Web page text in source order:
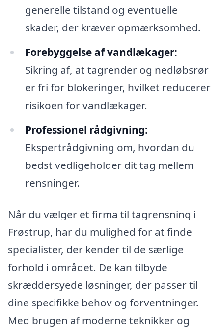
generelle tilstand og eventuelle
skader, der kræver opmærksomhed.
Forebyggelse af vandlækager:
Sikring af, at tagrender og nedløbsrør
er fri for blokeringer, hvilket reducerer
risikoen for vandlækager.
Professionel rådgivning:
Ekspertrådgivning om, hvordan du
bedst vedligeholder dit tag mellem
rensninger.
Når du vælger et firma til tagrensning i
Frøstrup, har du mulighed for at finde
specialister, der kender til de særlige
forhold i området. De kan tilbyde
skræddersyede løsninger, der passer til
dine specifikke behov og forventninger.
Med brugen af moderne teknikker og